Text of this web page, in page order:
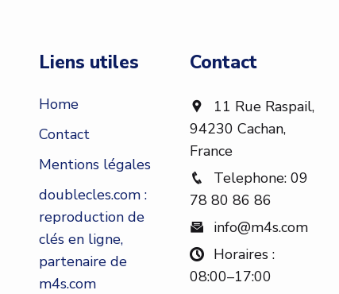
Liens utiles
Home
Contact
Mentions légales
doublecles.com :
reproduction de
clés en ligne,
partenaire de
m4s.com
Contact
11 Rue Raspail,
94230 Cachan,
France
Telephone: 09
78 80 86 86
info@m4s.com
Horaires :
08:00–17:00